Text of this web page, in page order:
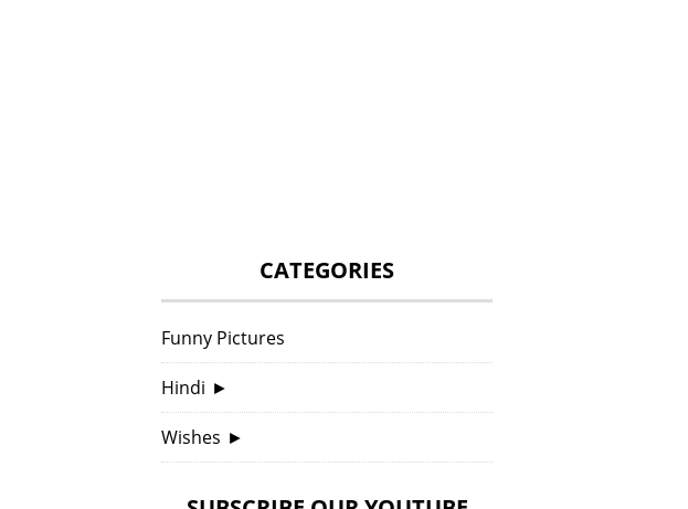
CATEGORIES
Funny Pictures
Hindi ►
Wishes ►